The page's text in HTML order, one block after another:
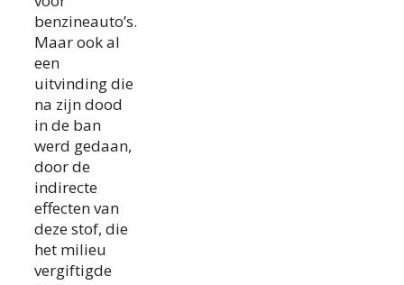
benzineauto’s.
Maar ook al
een
uitvinding die
na zijn dood
in de ban
werd gedaan,
door de
indirecte
effecten van
deze stof, die
het milieu
vergiftigde